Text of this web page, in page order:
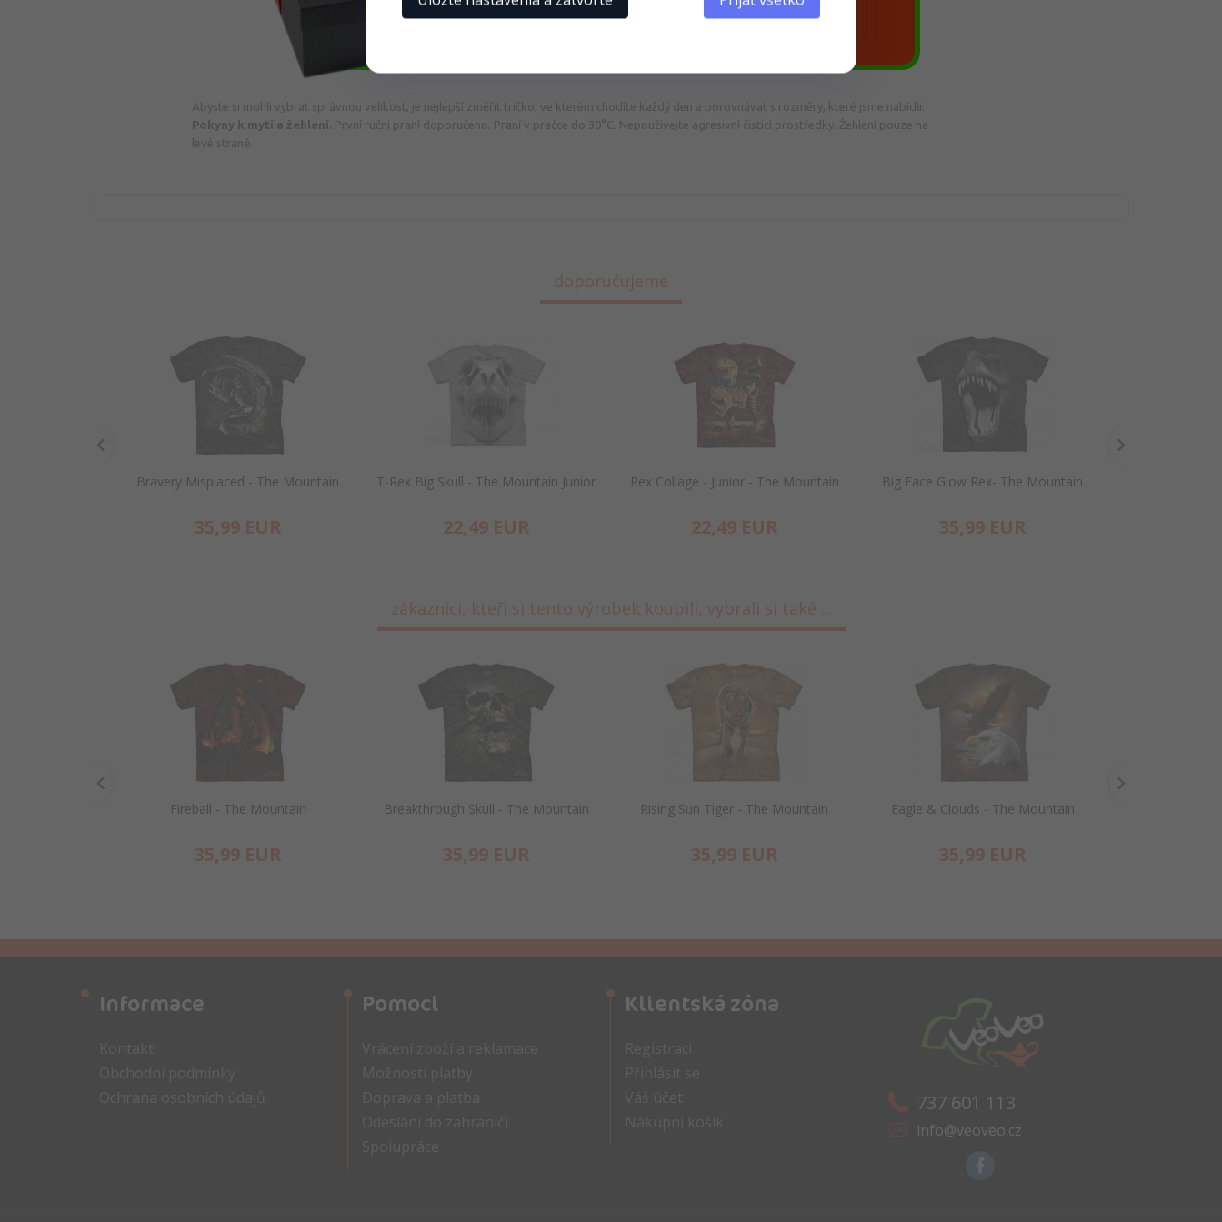
Abyste si mohli vybrat správnou velikost, je nejlepší změřit tričko, ve kterém chodíte každý den a porovnávat s rozměry, které jsme nabídli.
Pokyny k mytí a žehlení. První ruční praní doporučeno. Praní v pračce do 30°C. Nepoužívejte agresivní čisticí prostředky. Žehlení pouze na
levé straně.
doporučujeme
Bravery Misplaced - The Mountain
35,99 EUR
T-Rex Big Skull - The Mountain Junior
22,49 EUR
Rex Collage - Junior - The Mountain
22,49 EUR
Big Face Glow Rex- The Mountain
35,99 EUR
zákazníci, kteří si tento výrobek koupili, vybrali si také ...
Fireball - The Mountain
35,99 EUR
Breakthrough Skull - The Mountain
35,99 EUR
Rising Sun Tiger - The Mountain
35,99 EUR
Eagle & Clouds - The Mountain
35,99 EUR
Informace Pomoci Klientská zóna
737 601 113
info@veoveo.cz